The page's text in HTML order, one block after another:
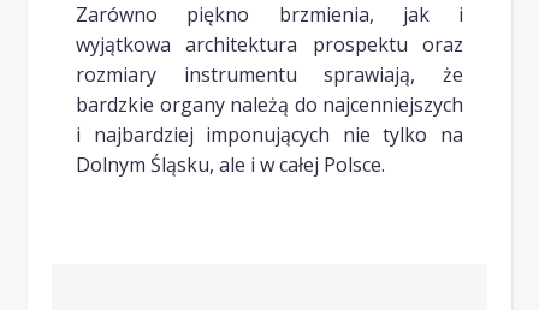
Zarówno piękno brzmienia, jak i
wyjątkowa architektura prospektu oraz
rozmiary instrumentu sprawiają, że
bardzkie organy należą do najcenniejszych
i najbardziej imponujących nie tylko na
Dolnym Śląsku, ale i w całej Polsce.